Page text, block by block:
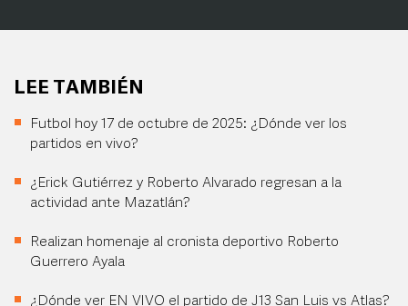
LEE TAMBIÉN
Futbol hoy 17 de octubre de 2025: ¿Dónde ver los
partidos en vivo?
¿Erick Gutiérrez y Roberto Alvarado regresan a la
actividad ante Mazatlán?
Realizan homenaje al cronista deportivo Roberto
Guerrero Ayala
¿Dónde ver EN VIVO el partido de J13 San Luis vs Atlas?